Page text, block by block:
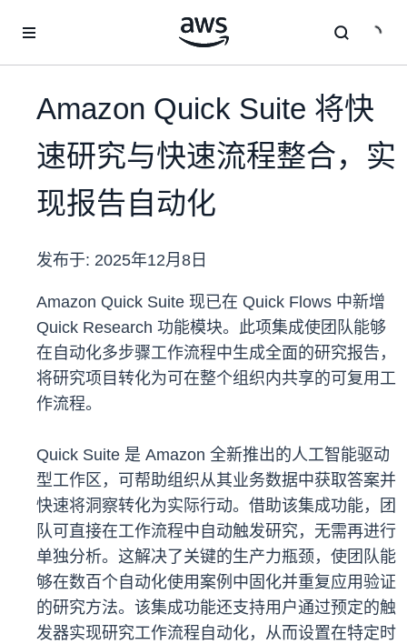
Amazon Quick Suite 将快
速研究与快速流程整合，实
现报告自动化
发布于: 2025年12月8日
Amazon Quick Suite 现已在 Quick Flows 中新增
Quick Research 功能模块。此项集成使团队能够
在自动化多步骤工作流程中生成全面的研究报告，
将研究项目转化为可在整个组织内共享的可复用工
作流程。
Quick Suite 是 Amazon 全新推出的人工智能驱动
型工作区，可帮助组织从其业务数据中获取答案并
快速将洞察转化为实际行动。借助该集成功能，团
队可直接在工作流程中自动触发研究，无需再进行
单独分析。这解决了关键的生产力瓶颈，使团队能
够在数百个自动化使用案例中固化并重复应用验证
的研究方法。该集成功能还支持用户通过预定的触
发器实现研究工作流程自动化，从而设置在特定时